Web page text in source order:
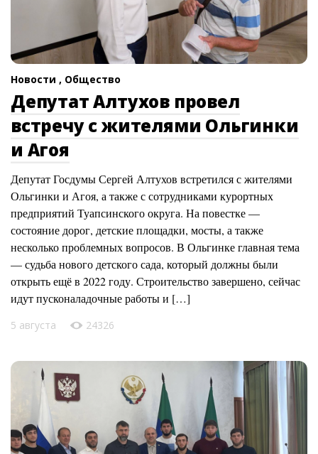
Новости , Общество
Депутат Алтухов провел
встречу с жителями Ольгинки
и Агоя
Депутат Госдумы Сергей Алтухов встретился с жителями
Ольгинки и Агоя, а также с сотрудниками курортных
предприятий Туапсинского округа. На повестке —
состояние дорог, детские площадки, мосты, а также
несколько проблемных вопросов. В Ольгинке главная тема
— судьба нового детского сада, который должны были
открыть ещё в 2022 году. Строительство завершено, сейчас
идут пусконаладочные работы и […]
5 августа 24326